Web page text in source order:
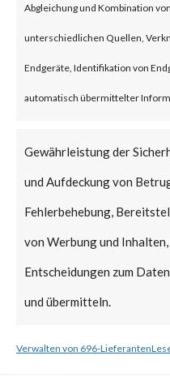
Abgleichung und Kombination
unterschiedlichen Quellen,
Endgeräte, Identifikation von
automatisch übermittelter
Gewährleistung der
und Aufdeckung von
Fehlerbehebung,
von Werbung und
Entscheidungen zum
und übermitteln.
Verwalten von 696-Lieferanten
for
compromised
vulnerabilities
to CISA’s
What is the
At the time of
no patch
released
actively being